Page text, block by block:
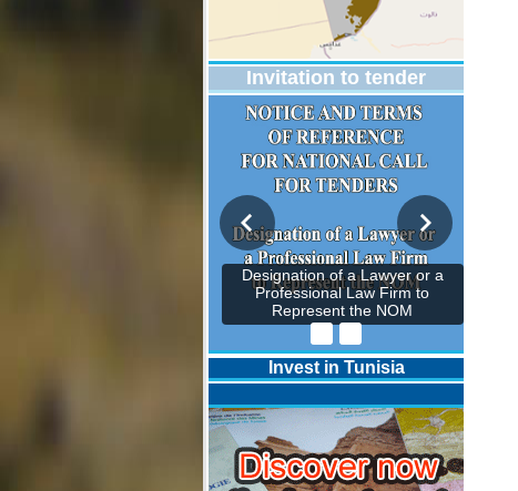
Invitation to tender
Designation of a Lawyer or a
Professional Law Firm to
Represent the NOM
Invest in Tunisia